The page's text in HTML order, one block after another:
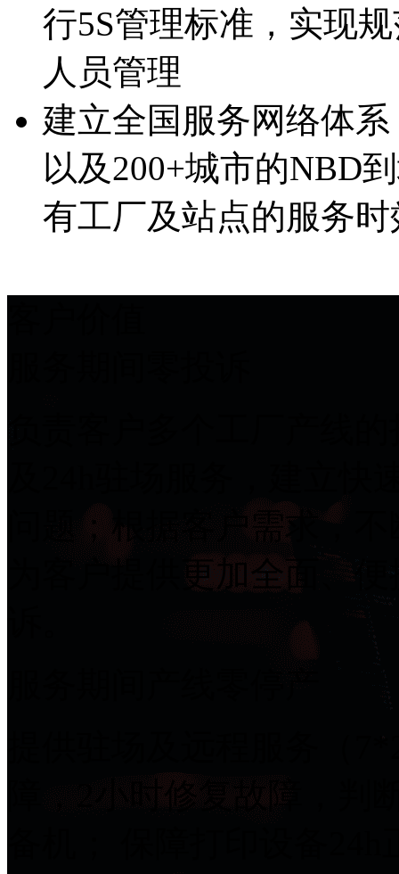
行5S管理标准，实现
人员管理
建立全国服务网络体系
以及200+城市的NBD到
有工厂及站点的服务时
为客户提供更加全面、